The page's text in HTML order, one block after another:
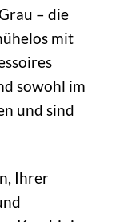
– die
mit
sowohl im
und sind
Ihrer